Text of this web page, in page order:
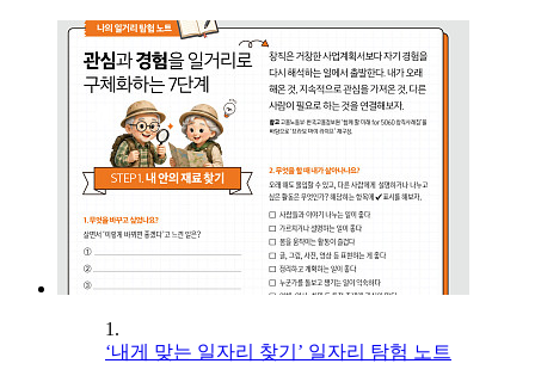
1.
‘내게 맞는 일자리 찾기’ 일자리 탐험 노트